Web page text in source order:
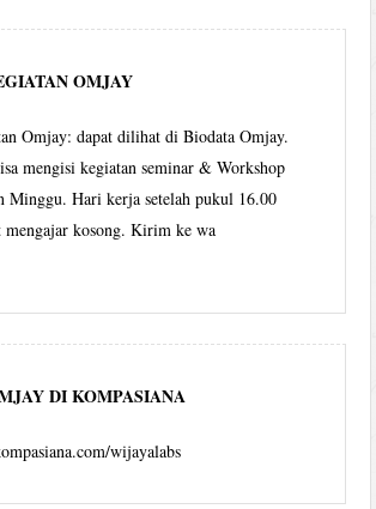
OMJAY
Omjay: dapat dilihat di Biodata Omjay.
mengisi kegiatan seminar & Workshop
Minggu. Hari kerja setelah pukul 16.00
mengajar kosong. Kirim ke wa
DI KOMPASIANA
wijayalabs